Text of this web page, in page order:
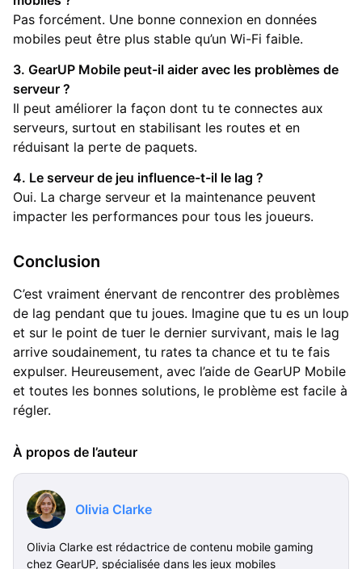
Pas forcément. Une bonne connexion en données
mobiles peut être plus stable qu’un Wi-Fi faible.
3. GearUP Mobile peut-il aider avec les problèmes de
serveur ?
Il peut améliorer la façon dont tu te connectes aux
serveurs, surtout en stabilisant les routes et en
réduisant la perte de paquets.
4. Le serveur de jeu influence-t-il le lag ?
Oui. La charge serveur et la maintenance peuvent
impacter les performances pour tous les joueurs.
Conclusion
C’est vraiment énervant de rencontrer des problèmes
de lag pendant que tu joues. Imagine que tu es un loup
et sur le point de tuer le dernier survivant, mais le lag
arrive soudainement, tu rates ta chance et tu te fais
expulser. Heureusement, avec l’aide de GearUP Mobile
et toutes les bonnes solutions, le problème est facile à
régler.
À propos de l’auteur
Olivia Clarke
Olivia Clarke est rédactrice de contenu mobile gaming
chez GearUP, spécialisée dans les jeux mobiles